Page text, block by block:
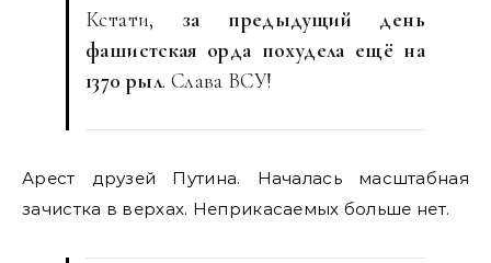
Кстати, за предыдущий день
фашистская орда похудела ещё на
1370 рыл. Слава ВСУ!
Арест друзей Путина. Началась масштабная
зачистка в верхах. Неприкасаемых больше нет.